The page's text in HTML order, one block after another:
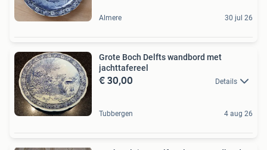
Almere 30 jul 26
Grote Boch Delfts wandbord met
jachttafereel
€ 30,00 Details
Tubbergen 4 aug 26